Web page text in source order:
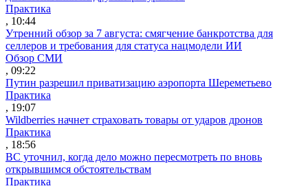
Практика
, 10:44
Утренний обзор за 7 августа: смягчение банкротства для
селлеров и требования для статуса нацмодели ИИ
Обзор СМИ
, 09:22
Путин разрешил приватизацию аэропорта Шереметьево
Практика
, 19:07
Wildberries начнет страховать товары от ударов дронов
Практика
, 18:56
ВС уточнил, когда дело можно пересмотреть по вновь
открывшимся обстоятельствам
Практика